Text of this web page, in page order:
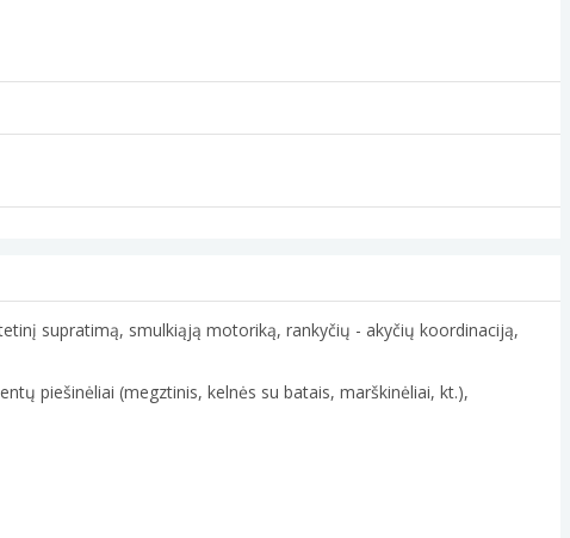
supratimą, smulkiąją motoriką, rankyčių - akyčių koordinaciją,
piešinėliai (megztinis, kelnės su batais, marškinėliai, kt.),